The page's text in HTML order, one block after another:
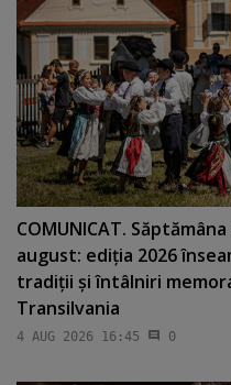
COMUNICAT.
august: ediţia 2026
tradiţii şi întâlniri
Transilvania
4 AUG 2026 16:45 0